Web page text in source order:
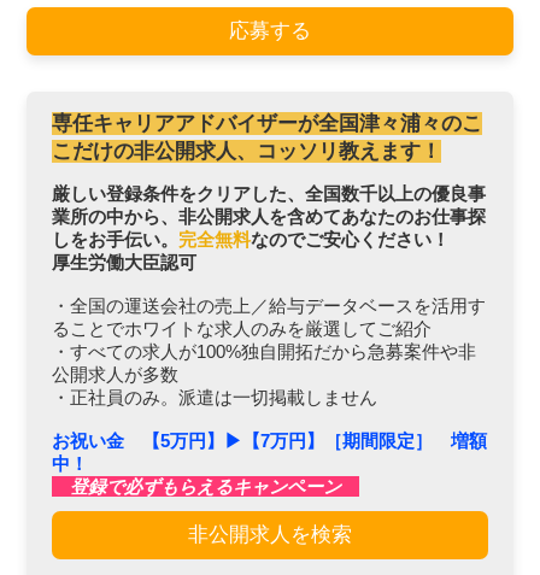
応募する
専任キャリアアドバイザーが全国津々浦々のこ
こだけの非公開求人、コッソリ教えます！
厳しい登録条件をクリアした、全国数千以上の優良事
業所の中から、非公開求人を含めてあなたのお仕事探
しをお手伝い。 完全無料なのでご安心ください！
厚生労働大臣認可
・全国の運送会社の売上／給与データベースを活用す
ることでホワイトな求人のみを厳選してご紹介
・すべての求人が100%独自開拓だから急募案件や非
公開求人が多数
・正社員のみ。派遣は一切掲載しません
お祝い金 【5万円】▶︎【7万円】［期間限定］ 増額
中！
登録で必ずもらえるキャンペーン
非公開求人を検索